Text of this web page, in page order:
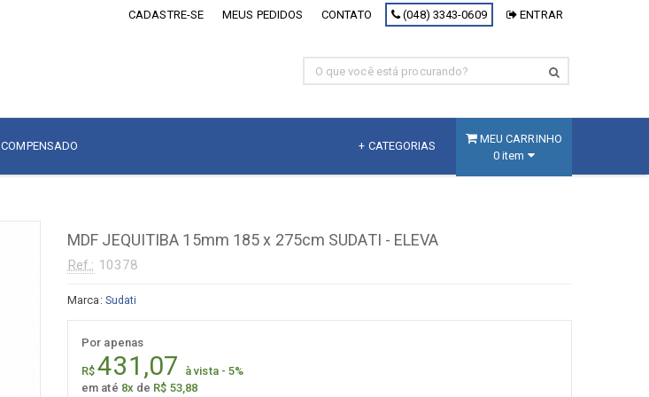
CADASTRE-SE MEUS PEDIDOS CONTATO (048) 3343-0609 ENTRAR
COMPENSADO
MEU CARRINHO
0 item
+ CATEGORIAS
MDF Revestido com Madeira
Recompostas
Compensado
Compensado Naval Revestido
Fracionado
MDF JEQUITIBA 15mm 185 x 275cm SUDATI - ELEVA
Ref.: 10378
Marca: Sudati
Por apenas
R$431,07
à vista - 5%
em até 8x de R$ 53,88